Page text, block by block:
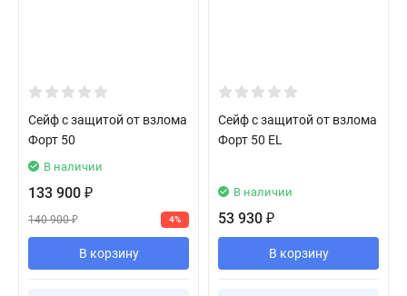
Сейф с защитой от взлома
Форт 50
В наличии
133 900 ₽
140 900₽ 4%
В корзину
Сейф с защитой от взлома
Форт 50 EL
В наличии
53 930 ₽
В корзину